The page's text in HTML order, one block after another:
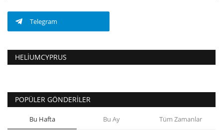
Telegram
HELIUMCYPRUS
POPÜLER GÖNDERILER
Bu Hafta Bu Ay Tüm Zamanlar